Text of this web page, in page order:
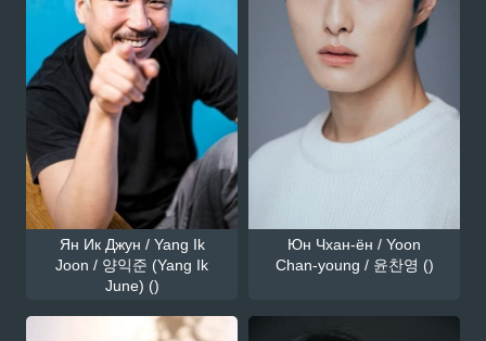
Ян Ик Джун / Yang Ik
Joon / 양익준 (Yang Ik
June) ()
Юн Чхан-ён / Yoon
Chan-young / 윤찬영 ()